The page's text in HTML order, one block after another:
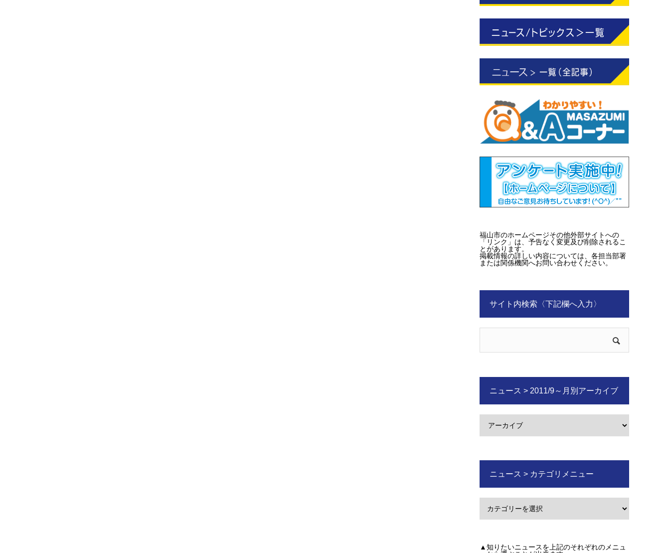
福山市のホームページその他外部サイトへの
「リンク」は、予告なく変更及び削除されるこ
とがあります。
掲載情報の詳しい内容については、各担当部署
または関係機関へお問い合わせください。
サイト内検索〈下記欄へ入力〉
ニュース > 2011/9～月別アーカイブ
ニュース > カテゴリメニュー
▲知りたいニュースを上記のそれぞれのメニュ